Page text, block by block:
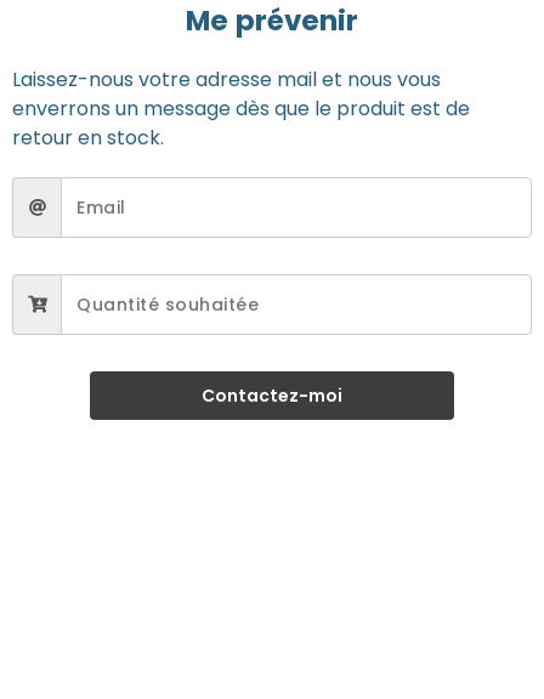
Me prévenir
Laissez-nous votre adresse mail et nous vous
enverrons un message dès que le produit est de
retour en stock.
Contactez-moi